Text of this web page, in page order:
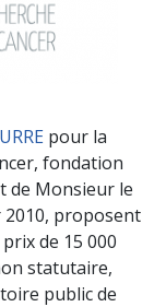
pour la
fondation
de Monsieur le
proposent
de 15 000
statutaire,
public de